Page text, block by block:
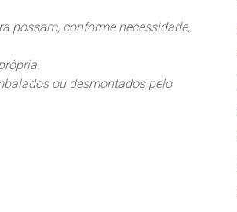
possam, conforme necessidade,
ou desmontados pelo